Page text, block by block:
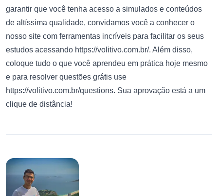
garantir que você tenha acesso a simulados e conteúdos
de altíssima qualidade, convidamos você a conhecer o
nosso site com ferramentas incríveis para facilitar os seus
estudos acessando https://volitivo.com.br/. Além disso,
coloque tudo o que você aprendeu em prática hoje mesmo
e para resolver questões grátis use
https://volitivo.com.br/questions. Sua aprovação está a um
clique de distância!